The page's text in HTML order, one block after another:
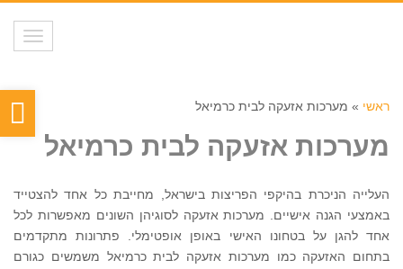
ראשי » מערכות אזעקה לבית כרמיאל
מערכות אזעקה לבית כרמיאל
העלייה הניכרת בהיקפי הפריצות בישראל, מחייבת כל אחד להצטייד
באמצעי הגנה אישיים. מערכות אזעקה לסוגיהן השונים מאפשרות לכל
אחד להגן על בטחונו האישי באופן אופטימלי. פתרונות מתקדמים
בתחום האזעקה כמו מערכות אזעקה לבית כרמיאל משמשים כגורם